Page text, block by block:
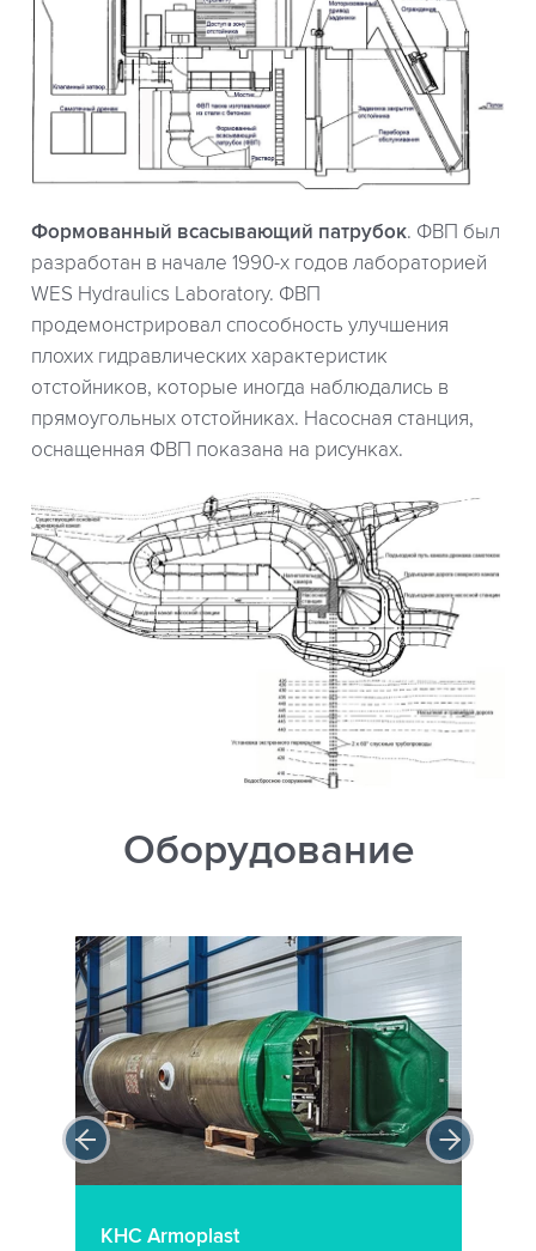
Формованный всасывающий патрубок. ФВП был
разработан в начале 1990-х годов лабораторией
WES Hydraulics Laboratory. ФВП
продемонстрировал способность улучшения
плохих гидравлических характеристик
отстойников, которые иногда наблюдались в
прямоугольных отстойниках. Насосная станция,
оснащенная ФВП показана на рисунках.
Оборудование
КНС Armoplast